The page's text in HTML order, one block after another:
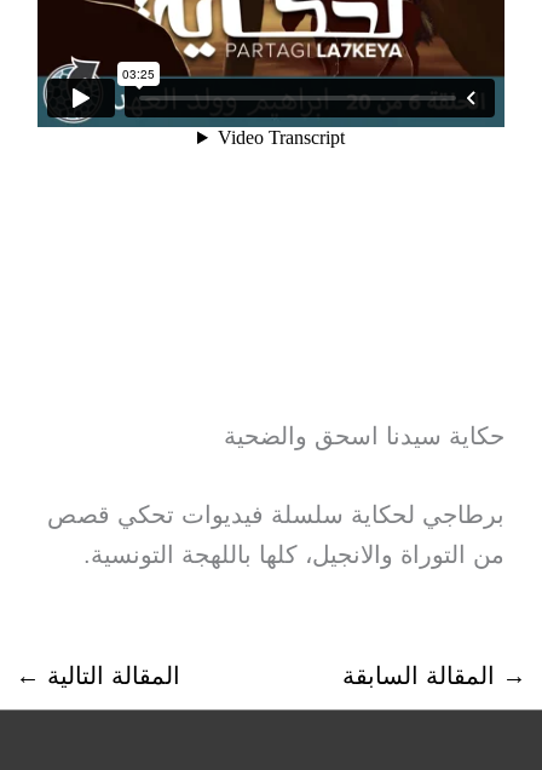
حكاية سيدنا اسحق والضحية
برطاجي لحكاية سلسلة فيديوات تحكي قصص
من التوراة والانجيل، كلها باللهجة التونسية.
→ المقالة السابقة المقالة التالية ←